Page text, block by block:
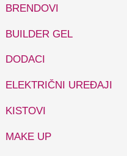
BRENDOVI
BUILDER GEL
DODACI
ELEKTRIČNI UREĐAJI
KISTOVI
MAKE UP